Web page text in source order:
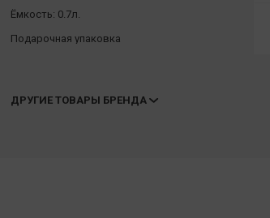
Ёмкость: 0.7л.
Подарочная упаковка
ДРУГИЕ ТОВАРЫ БРЕНДА